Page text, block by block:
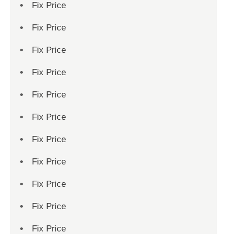
Fix Price
Fix Price
Fix Price
Fix Price
Fix Price
Fix Price
Fix Price
Fix Price
Fix Price
Fix Price
Fix Price